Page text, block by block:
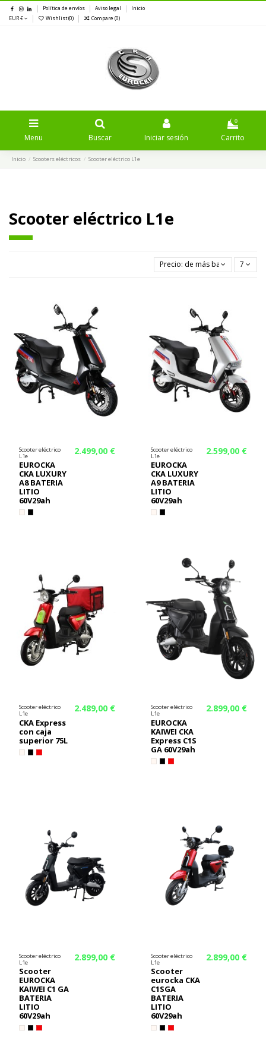
Política de envíos Aviso legal
Inicio
EUR €
Wishlist (0) Compare (0)
Menu Buscar Iniciar sesión
0
Carrito
Inicio Scooters eléctricos Scooter eléctrico L1e
Scooter eléctrico L1e
Precio: de más bajo a más alto
7
Scooter eléctrico
L1e
EUROCKA
CKA LUXURY
A8 BATERIA
LITIO
60V29ah
2.499,00 €
Scooter eléctrico
L1e
EUROCKA
CKA LUXURY
A9 BATERIA
LITIO
60V29ah
2.599,00 €
Scooter eléctrico
L1e
CKA Express
con caja
superior 75L
2.489,00 €
Scooter eléctrico
L1e
EUROCKA
KAIWEI CKA
Express C1S
GA 60V29ah
2.899,00 €
Scooter eléctrico
L1e
Scooter
EUROCKA
KAIWEI C1 GA
BATERIA
LITIO
60V29ah
2.899,00 €
Scooter eléctrico
L1e
Scooter
eurocka CKA
C1SGA
BATERIA
LITIO
60V29ah
2.899,00 €